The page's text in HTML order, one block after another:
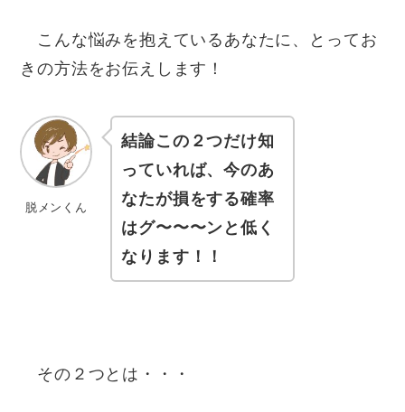
こんな悩みを抱えているあなたに、とってお
きの方法をお伝えします！
脱メンくん
結論この２つだけ知
っていれば、今のあ
なたが損をする確率
はグ〜〜〜ンと低く
なります！！
その２つとは・・・